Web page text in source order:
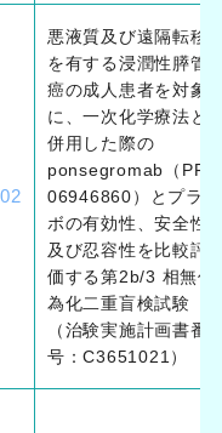
悪液質及び遠隔転移
を有する浸潤性膵管
癌の成人患者を対象
に、一次化学療法と
併用した際の
ponsegromab（PF-
06946860）とプラセ
ボの有効性、安全性
及び忍容性を比較評
価する第2b/3 相無作
為化二重盲検試験
（治験実施計画書番
号：C3651021）